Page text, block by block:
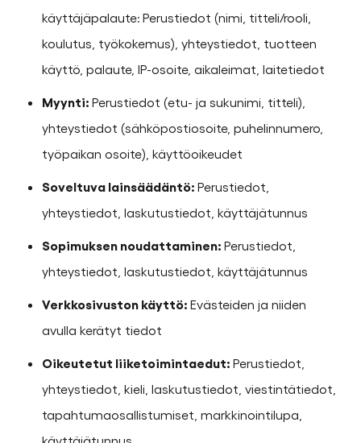
käyttäjäpalaute: Perustiedot (nimi, titteli/rooli,
koulutus, työkokemus), yhteystiedot, tuotteen
käyttö, palaute, IP-osoite, aikaleimat, laitetiedot
Myynti:Perustiedot (etu- ja sukunimi, titteli),
yhteystiedot (sähköpostiosoite, puhelinnumero,
työpaikan osoite), käyttöoikeudet
Soveltuva lainsäädäntö:Perustiedot,
yhteystiedot, laskutustiedot, käyttäjätunnus
Sopimuksen noudattaminen:Perustiedot,
yhteystiedot, laskutustiedot, käyttäjätunnus
Verkkosivuston käyttö:Evästeiden ja niiden
avulla kerätyt tiedot
Oikeutetut liiketoimintaedut:Perustiedot,
yhteystiedot, kieli, laskutustiedot, viestintätiedot,
tapahtumaosallistumiset, markkinointilupa,